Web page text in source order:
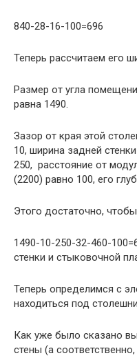
840-28-16-100=696
Теперь рассчитаем его
Размер от угла
равна 1490.
Зазор от края этой
10, ширина задней
250, расстояние от
(2200) равно 100, его
Этого достаточно,
1490-10-250-32-460-
стенки и стыковочной
Теперь определимся с
находиться под
Как уже было сказано
стены (а